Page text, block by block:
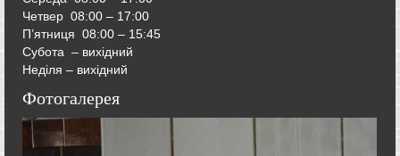
Четвер 08:00 – 17:00
П’ятниця 08:00 – 15:45
Субота – вихідний
Неділя – вихідний
Фотогалерея